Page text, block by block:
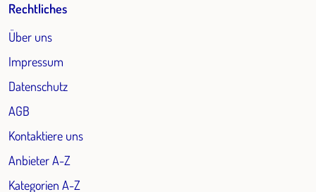
Rechtliches
Über uns
Impressum
Datenschutz
AGB
Kontaktiere uns
Anbieter A-Z
Kategorien A-Z